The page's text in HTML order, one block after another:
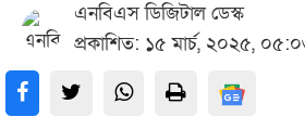
এনবিএস ডিজিটাল ডেস্ক
প্রকাশিত: ১৫ মার্চ, ২০২৫,